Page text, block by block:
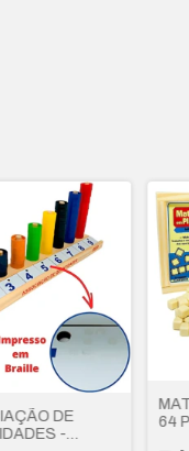
DE
-
64